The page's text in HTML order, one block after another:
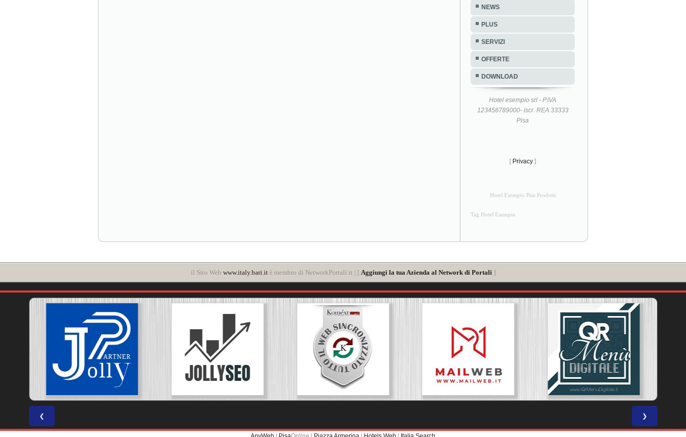
NEWS
PLUS
SERVIZI
OFFERTE
DOWNLOAD
Hotel esempio srl - P.IVA
123456789000- iscr. REA 33333
Pisa
[ Privacy ]
Hotel Esempio Pisa Prodotti
Tag Hotel Esempio
il Sito Web www.italy.bari.itè membro di NetworkPortali.it | [ Aggiungi la tua Azienda al Network di Portali ]
❮ ❯